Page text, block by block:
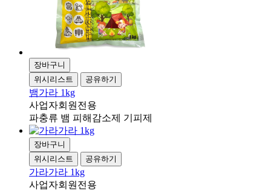
장바구니
위시리스트
공유하기
뱀가라 1kg
사업자회원전용
파충류 뱀 피해감소제 기피제
장바구니
위시리스트
공유하기
가라가라 1kg
사업자회원전용